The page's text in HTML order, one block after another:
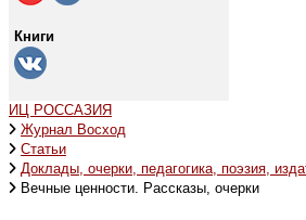
Книги
ИЦ РОССАЗИЯ
Журнал Восход
Статьи
Доклады, очерки, педагогика, поэзия,
Вечные ценности. Рассказы, очерки